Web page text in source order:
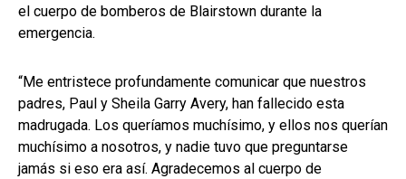
el cuerpo de bomberos de Blairstown durante la
emergencia.
“Me entristece profundamente comunicar que nuestros
padres, Paul y Sheila Garry Avery, han fallecido esta
madrugada. Los queríamos muchísimo, y ellos nos querían
muchísimo a nosotros, y nadie tuvo que preguntarse
jamás si eso era así. Agradecemos al cuerpo de